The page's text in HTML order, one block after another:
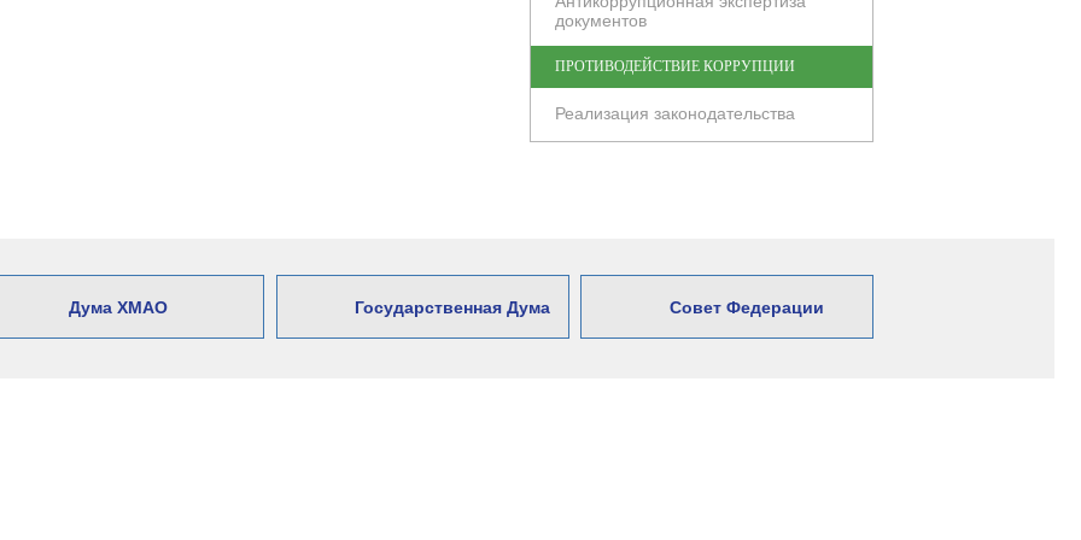
документов
ПРОТИВОДЕЙСТВИЕ КОРРУПЦИИ
Реализация законодательства
Дума ХМАО Государственная Дума Совет Федерации